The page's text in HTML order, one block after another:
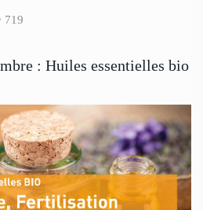
719
: Huiles essentielles bio